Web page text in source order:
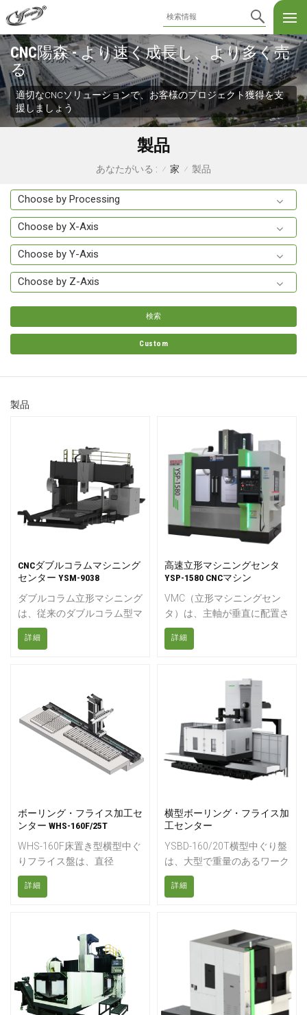
CNC陽森 - より速く成長し、より多く売
る
適切なCNCソリューションで、お客様のプロジェクト獲得を支
援しましょう
製品
あなたがいる : / 家 / 製品
検索
Custom
製品
CNCダブルコラムマシニング
センター YSM-9038
ダブルコラム立形マシニング
は、従来のダブルコラム型マ
シニングセンタの特性である
高剛性、対称構造、高安定性
高出力、高トルク、高効率、
高精度加工の完璧な組み合わ
せを実現しました。造船、冶
金、石油化学などの大型・重
量物加工分野に最適です。
詳細
高速立形マシニングセンタ
YSP-1580 CNCマシン
VMC（立形マシニングセン
タ）は、主軸が垂直に配置さ
れた金属加工用の自動工作機
械です。現在、プロの機械工
います。VMCは、フライス
加工、穴あけ、ボーリング、
タッピング、ねじ切りなど、
さまざまな機械加工に適した
機械です。
詳細
ボーリング・フライス加工セ
ンター WHS-160F/25T
WHS-160F床置き型横型中ぐ
りフライス盤は、直径
160mmのギア駆動スピンド
ル、25トンの回転テーブ
構造を備えています。
詳細
横型ボーリング・フライス加
工センター
YSBD-160/20T横型中ぐり盤
は、大型で重量のあるワーク
ピースの重切削加工向けに設
計されており、卓越した剛
を備えたこの横型中ぐり盤
は、高荷重を支えることがで
き、エネルギー、重機製造、
造船、大型構造部品の製造と
いった業界に最適です。
詳細